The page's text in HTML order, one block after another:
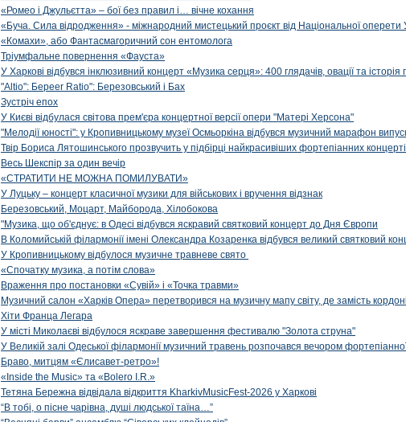
«Ромео і Джульєтта» – бої без правил і… вічне кохання
«Буча. Сила відродження» - міжнародний мистецький проєкт від Національної оперети
«Комахи», або Фантасмагоричний сон ентомолога
Тріумфальне повернення «Фауста»
У Харкові відбувся інклюзивний концерт «Музика серця»: 400 глядачів, овації та
"Altio": Береer Ratio": Березовський і Бах
Зустріч епох
У Києві відбулася світова прем'єра концертної версії опери "Матері Херсона"
"Мелодії юності": у Кропивницькому музеї Осмьоркіна відбувся музичний марафон
Твір Бориса Лятошинського прозвучить у підбірці найкрасивіших фортепіанних
Весь Шекспір за один вечір
«СТРАТИТИ НЕ МОЖНА ПОМИЛУВАТИ»
У Луцьку – концерт класичної музики для військових і вручення відзнак
Березовський, Моцарт, Майборода, Хілобокова
"Музика, що об'єднує: в Одесі відбувся яскравий святковий концерт до Дня Європи
В Коломийській філармонії імені Олександра Козаренка відбувся великий святковий
У Кропивницькому відбулося музичне травневе свято
«Спочатку музика, а потім слова»
Враження про постановки «Сувій» і «Точка травми»
Музичний салон «Харків Опера» перетворився на музичну мапу світу, де замість
Хіти Франца Легара
У місті Миколаєві відбулося яскраве завершення фестивалю "Золота струна"
У Великій залі Одеської філармонії музичний травень розпочався вечором
Браво, митцям «Єлисавет-ретро»!
«Inside the Music» та «Bolero I.R.»
Тетяна Бережна відвідала відкриття KharkivMusicFest-2026 у Харкові
“В тобі, о пісне чарівна, душі людської таїна…”